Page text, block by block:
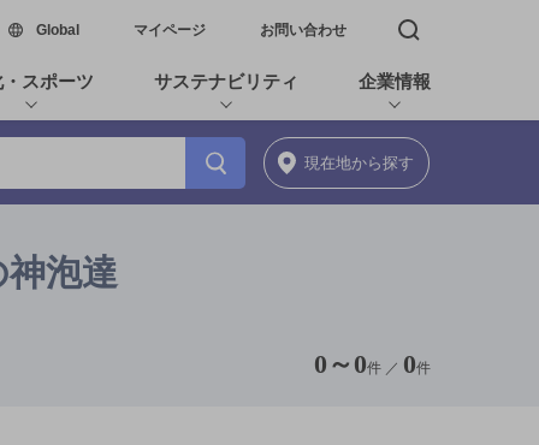
Global新しいウィンドウで開く
マイページ お問い合わせ 検索窓を開く
スポーツ サステナビリティ 企業情報
現在地から探す
泡達
0 ～ 0件 ／ 0件